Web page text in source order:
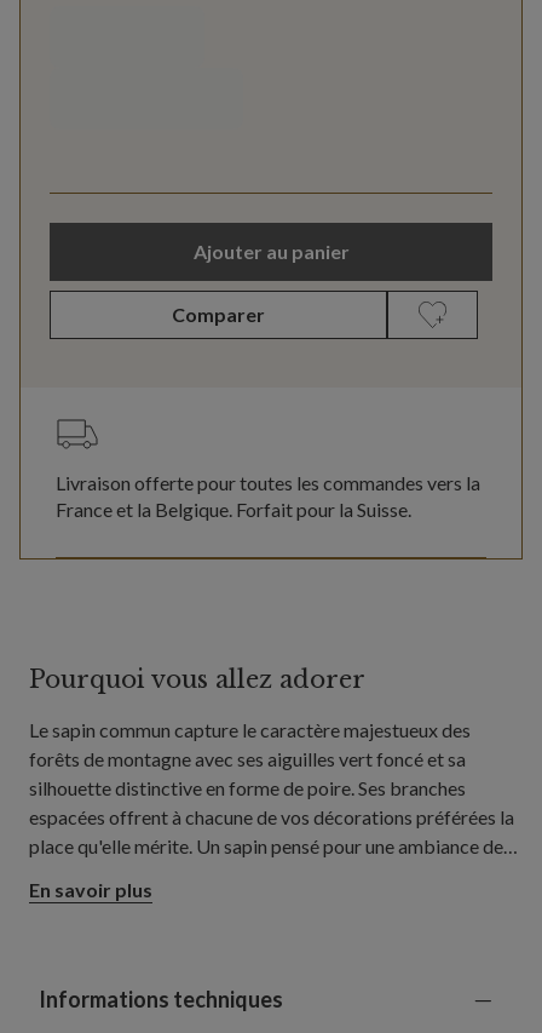
Ajouter au panier
Comparer
Livraison offerte pour toutes les commandes vers la
France et la Belgique. Forfait pour la Suisse.
Pourquoi vous allez adorer
Le sapin commun capture le caractère majestueux des
forêts de montagne avec ses aiguilles vert foncé et sa
silhouette distinctive en forme de poire. Ses branches
espacées offrent à chacune de vos décorations préférées la
place qu'elle mérite. Un sapin pensé pour une ambiance de
salle à manger ou vos grands espaces de vie.
En savoir plus
Informations techniques